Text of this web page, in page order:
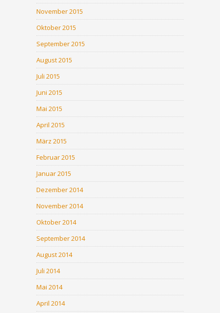
November 2015
Oktober 2015
September 2015
August 2015
Juli 2015
Juni 2015
Mai 2015
April 2015
März 2015
Februar 2015
Januar 2015
Dezember 2014
November 2014
Oktober 2014
September 2014
August 2014
Juli 2014
Mai 2014
April 2014